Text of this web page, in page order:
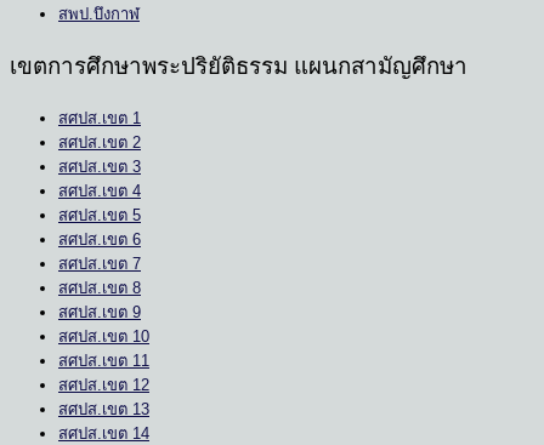
สพป.บึงกาฬ
เขตการศึกษาพระปริยัติธรรม แผนกสามัญศึกษา
สศปส.เขต 1
สศปส.เขต 2
สศปส.เขต 3
สศปส.เขต 4
สศปส.เขต 5
สศปส.เขต 6
สศปส.เขต 7
สศปส.เขต 8
สศปส.เขต 9
สศปส.เขต 10
สศปส.เขต 11
สศปส.เขต 12
สศปส.เขต 13
สศปส.เขต 14